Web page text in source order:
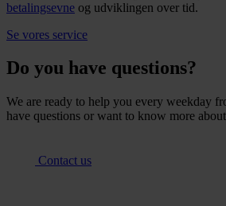
betalingsevne og udviklingen over tid.
Se vores service
Do you have questions?
We are ready to help you every weekday
have questions or want to know more
Contact us